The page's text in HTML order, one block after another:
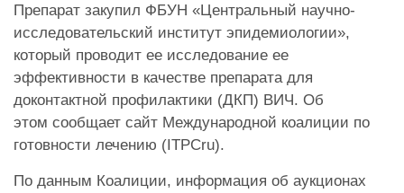
Препарат закупил ФБУН «Центральный научно-
исследовательский институт эпидемиологии»,
который проводит ее исследование ее
эффективности в качестве препарата для
доконтактной профилактики (ДКП) ВИЧ. Об
этом сообщает сайт Международной коалиции по
готовности лечению (ITPCru).
По данным Коалиции, информация об аукционах